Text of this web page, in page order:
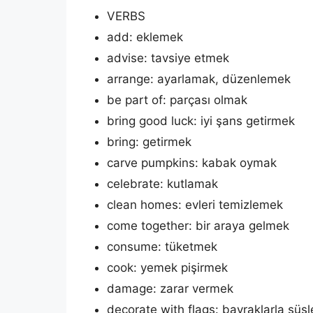
VERBS
add: eklemek
advise: tavsiye etmek
arrange: ayarlamak, düzenlemek
be part of: parçası olmak
bring good luck: iyi şans getirmek
bring: getirmek
carve pumpkins: kabak oymak
celebrate: kutlamak
clean homes: evleri temizlemek
come together: bir araya gelmek
consume: tüketmek
cook: yemek pişirmek
damage: zarar vermek
decorate with flags: bayraklarla